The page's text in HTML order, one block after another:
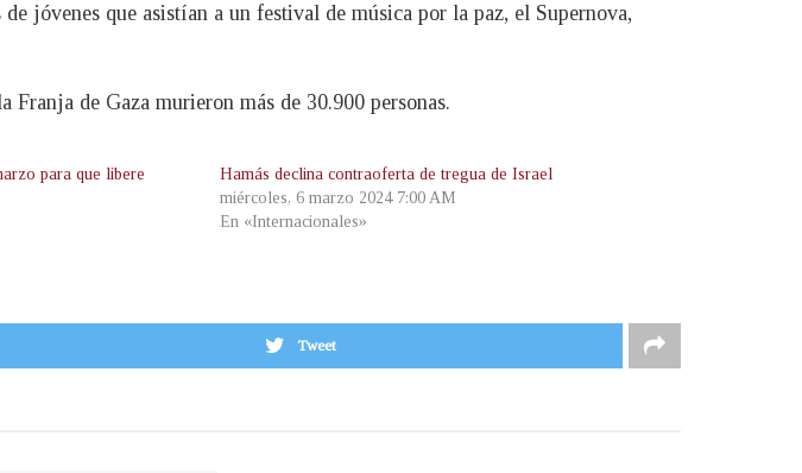
jóvenes que asistían a un festival de música por la paz, el Supernova,
de Gaza murieron más de 30.900 personas.
para que libere
Hamás declina contraoferta de tregua de Israel
miércoles, 6 marzo 2024 7:00 AM
En «Internacionales»
Tweet